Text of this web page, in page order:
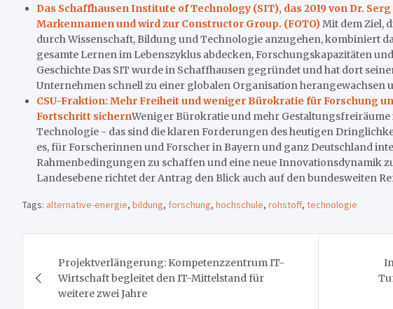
Das Schaffhausen Institute of Technology (SIT), das 2019 von Dr.
Markennamen und wird zur Constructor Group. (FOTO)Mit dem Ziel,
durch Wissenschaft, Bildung und Technologie anzugehen, kombiniert
gesamte Lernen im Lebenszyklus abdecken, Forschungskapazitäten
Geschichte Das SIT wurde in Schaffhausen gegründet und hat dort
Unternehmen schnell zu einer globalen Organisation herangewachsen
CSU-Fraktion: Mehr Freiheit und weniger Bürokratie für Forschung
Fortschritt sichernWeniger Bürokratie und mehr
Technologie - das sind die klaren Forderungen des heutigen
es, für Forscherinnen und Forscher in Bayern und ganz Deutschland
Rahmenbedingungen zu schaffen und eine neue Innovationsdynamik
Landesebene richtet der Antrag den Blick auch auf den bundesweiten
Tags: alternative-energie, bildung, forschung, hochschule, rohstoff, technologie
Projektverlängerung: Kompetenzzentrum IT-
Wirtschaft begleitet den IT-Mittelstand für
weitere zwei Jahre